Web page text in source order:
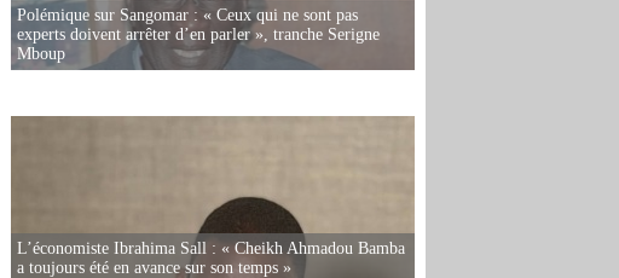
Polémique sur Sangomar : « Ceux qui ne sont pas
experts doivent arrêter d’en parler », tranche Serigne
Mboup
L’économiste Ibrahima Sall : « Cheikh Ahmadou Bamba
a toujours été en avance sur son temps »